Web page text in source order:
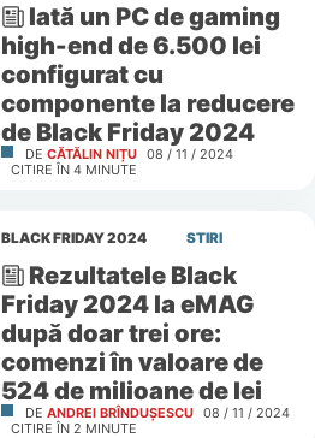
Iată un PC de gaming
high-end de 6.500 lei
configurat cu
componente la reducere
de Black Friday 2024
DE CĂTĂLIN NIȚU 08 / 11 / 2024
CITIRE ÎN 4 MINUTE
BLACK FRIDAY 2024 STIRI
Rezultatele Black
Friday 2024 la eMAG
după doar trei ore:
comenzi în valoare de
524 de milioane de lei
DE ANDREI BRÎNDUȘESCU 08 / 11 / 2024
CITIRE ÎN 2 MINUTE